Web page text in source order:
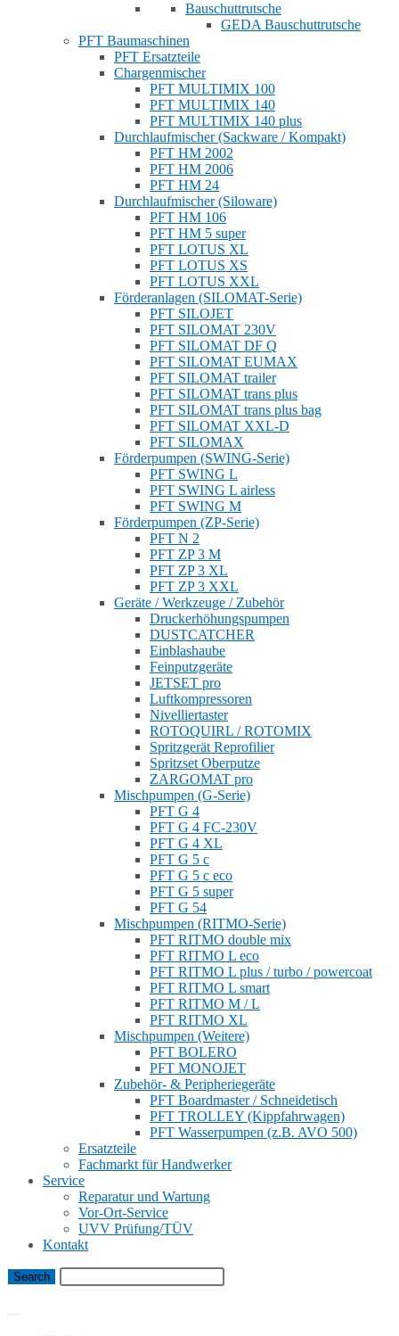
Bauschuttrutsche
GEDA Bauschuttrutsche
PFT Baumaschinen
PFT Ersatzteile
Chargenmischer
PFT MULTIMIX 100
PFT MULTIMIX 140
PFT MULTIMIX 140 plus
Durchlaufmischer (Sackware / Kompakt)
PFT HM 2002
PFT HM 2006
PFT HM 24
Durchlaufmischer (Siloware)
PFT HM 106
PFT HM 5 super
PFT LOTUS XL
PFT LOTUS XS
PFT LOTUS XXL
Förderanlagen (SILOMAT-Serie)
PFT SILOJET
PFT SILOMAT 230V
PFT SILOMAT DF Q
PFT SILOMAT EUMAX
PFT SILOMAT trailer
PFT SILOMAT trans plus
PFT SILOMAT trans plus bag
PFT SILOMAT XXL-D
PFT SILOMAX
Förderpumpen (SWING-Serie)
PFT SWING L
PFT SWING L airless
PFT SWING M
Förderpumpen (ZP-Serie)
PFT N 2
PFT ZP 3 M
PFT ZP 3 XL
PFT ZP 3 XXL
Geräte / Werkzeuge / Zubehör
Druckerhöhungspumpen
DUSTCATCHER
Einblashaube
Feinputzgeräte
JETSET pro
Luftkompressoren
Nivelliertaster
ROTOQUIRL / ROTOMIX
Spritzgerät Reprofilier
Spritzset Oberputze
ZARGOMAT pro
Mischpumpen (G-Serie)
PFT G 4
PFT G 4 FC-230V
PFT G 4 XL
PFT G 5 c
PFT G 5 c eco
PFT G 5 super
PFT G 54
Mischpumpen (RITMO-Serie)
PFT RITMO double mix
PFT RITMO L eco
PFT RITMO L plus / turbo / powercoat
PFT RITMO L smart
PFT RITMO M / L
PFT RITMO XL
Mischpumpen (Weitere)
PFT BOLERO
PFT MONOJET
Zubehör- & Peripheriegeräte
PFT Boardmaster / Schneidetisch
PFT TROLLEY (Kippfahrwagen)
PFT Wasserpumpen (z.B. AVO 500)
Ersatzteile
Fachmarkt für Handwerker
Service
Reparatur und Wartung
Vor-Ort-Service
UVV Prüfung/TÜV
Kontakt